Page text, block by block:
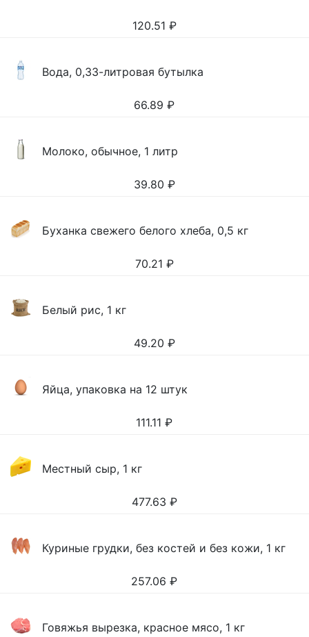
120.51 ₽
Вода, 0,33-литровая бутылка
66.89 ₽
Молоко, обычное, 1 литр
39.80 ₽
Буханка свежего белого хлеба, 0,5 кг
70.21 ₽
Белый рис, 1 кг
49.20 ₽
Яйца, упаковка на 12 штук
111.11 ₽
Местный сыр, 1 кг
477.63 ₽
Куриные грудки, без костей и без кожи, 1 кг
257.06 ₽
Говяжья вырезка, красное мясо, 1 кг